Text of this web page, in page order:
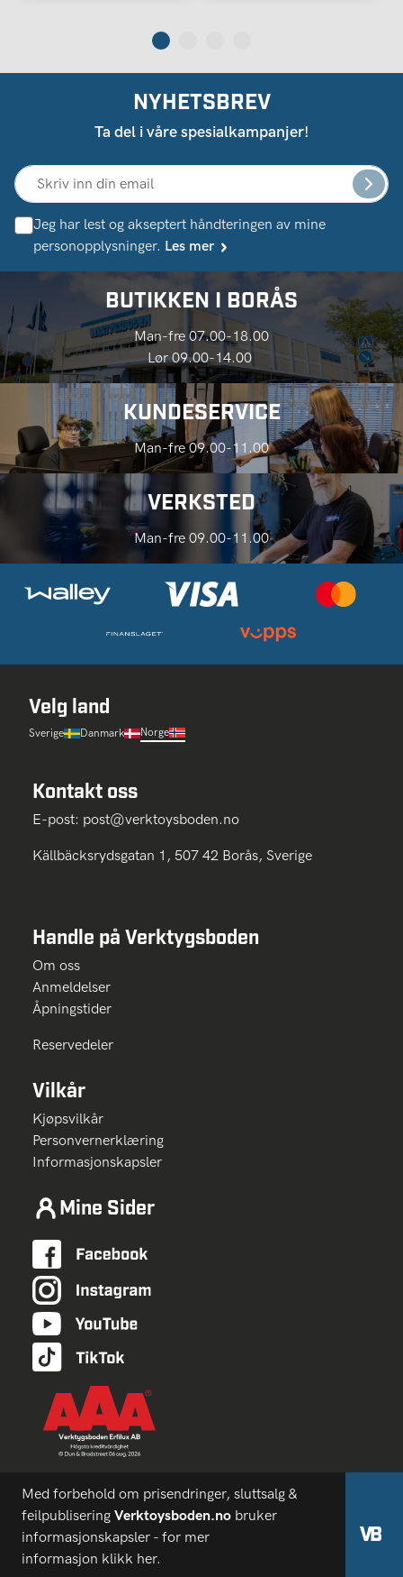
NYHETSBREV
Ta del i våre spesialkampanjer!
Jeg har lest og akseptert håndteringen av mine
personopplysninger. Les mer
BUTIKKEN I BORÅS
Man-fre 07.00-18.00
Lør 09.00-14.00
KUNDESERVICE
Man-fre 09.00-11.00
VERKSTED
Man-fre 09.00-11.00
Velg land
Sverige Danmark Norge
Kontakt oss
E-post: post@verktoysboden.no
Källbäcksrydsgatan 1, 507 42 Borås, Sverige
Handle på Verktygsboden
Om oss
Anmeldelser
Åpningstider
Reservedeler
Vilkår
Kjøpsvilkår
Personvernerklæring
Informasjonskapsler
Mine Sider
Med forbehold om prisendringer, sluttsalg &
feilpublisering Verktoysboden.no bruker
informasjonskapsler - for mer
informasjon klikk her.